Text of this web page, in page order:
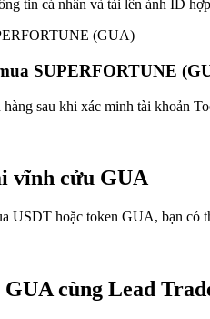
tin cá nhân và tải lên ảnh ID
SUPERFORTUNE
sau khi xác minh tài khoản
vĩnh cửu GUA
USDT hoặc token GUA, bạn có
cùng Lead